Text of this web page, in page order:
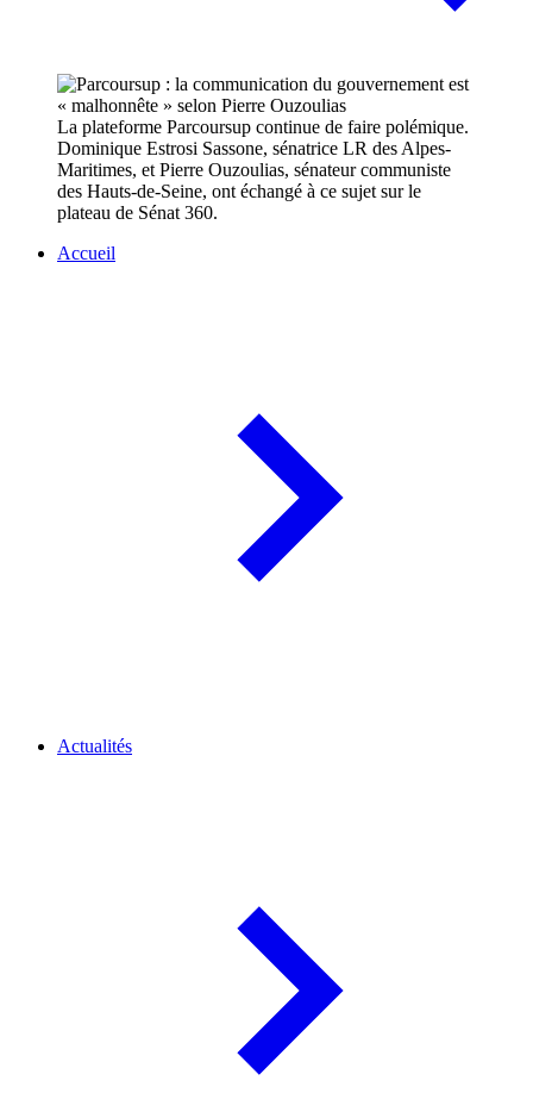
La plateforme Parcoursup continue de faire polémique.
Dominique Estrosi Sassone, sénatrice LR des Alpes-
Maritimes, et Pierre Ouzoulias, sénateur communiste
des Hauts-de-Seine, ont échangé à ce sujet sur le
plateau de Sénat 360.
Accueil
Actualités